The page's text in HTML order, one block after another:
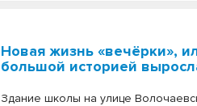
Новая жизнь «вечёрки»,
большой историей
Здание школы на улице